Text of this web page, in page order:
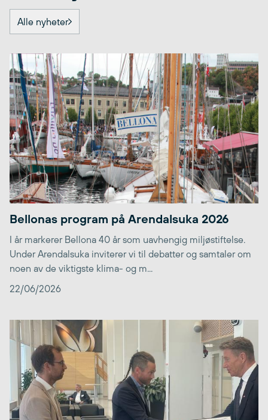
Alle nyheter
Bellonas program på Arendalsuka 2026
I år markerer Bellona 40 år som uavhengig miljøstiftelse.
Under Arendalsuka inviterer vi til debatter og samtaler om
noen av de viktigste klima- og m...
22/06/2026